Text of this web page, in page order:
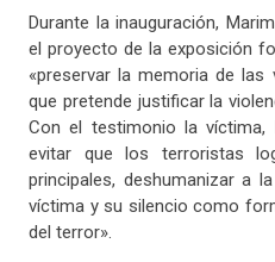
Durante la inauguración,
el proyecto de la exposición
«preservar la memoria de
que pretende justificar la
Con el testimonio la víctima,
evitar que los terroristas
principales, deshumanizar a
víctima y su silencio como
del terror».